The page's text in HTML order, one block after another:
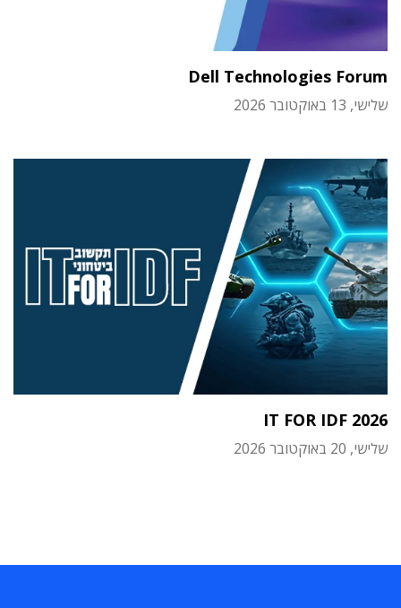
Dell Technologies Forum
שלישי, 13 באוקטובר 2026
IT FOR IDF 2026
שלישי, 20 באוקטובר 2026